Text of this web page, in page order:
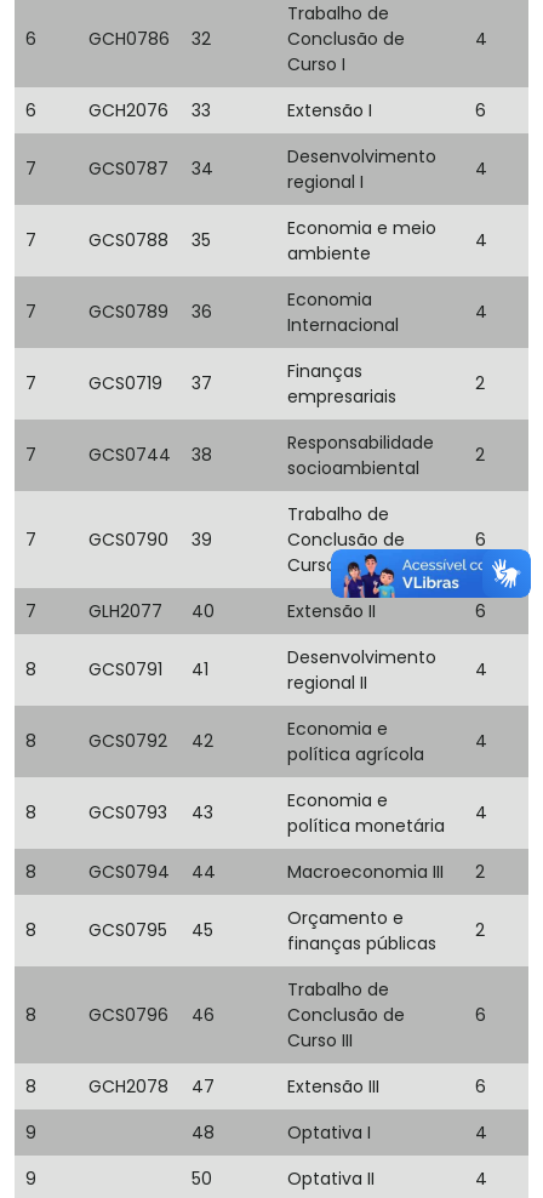
6 GCH0786 32
Trabalho de
Conclusão de
Curso I
4
6 GCH2076 33 Extensão I 6
7 GCS0787 34
Desenvolvimento
regional I
4
7 GCS0788 35
Economia e meio
ambiente
4
7 GCS0789 36
Economia
Internacional
4
7 GCS0719 37
Finanças
empresariais
2
7 GCS0744 38
Responsabilidade
socioambiental
2
7 GCS0790 39
Trabalho de
Conclusão de
Curso II
6
7 GLH2077 40 Extensão II 6
8 GCS0791 41
Desenvolvimento
regional II
4
8 GCS0792 42
Economia e
política agrícola
4
8 GCS0793 43
Economia e
política monetária
4
8 GCS0794 44 Macroeconomia III 2
8 GCS0795 45
Orçamento e
finanças públicas
2
8 GCS0796 46
Trabalho de
Conclusão de
Curso III
6
8 GCH2078 47 Extensão III
6
9
48 Optativa I
4
9
50 Optativa II 4